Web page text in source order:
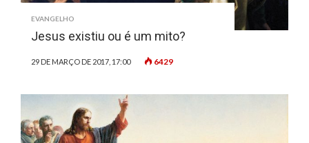
EVANGELHO
Jesus existiu ou é um mito?
29 DE MARÇO DE 2017, 17:00 6429